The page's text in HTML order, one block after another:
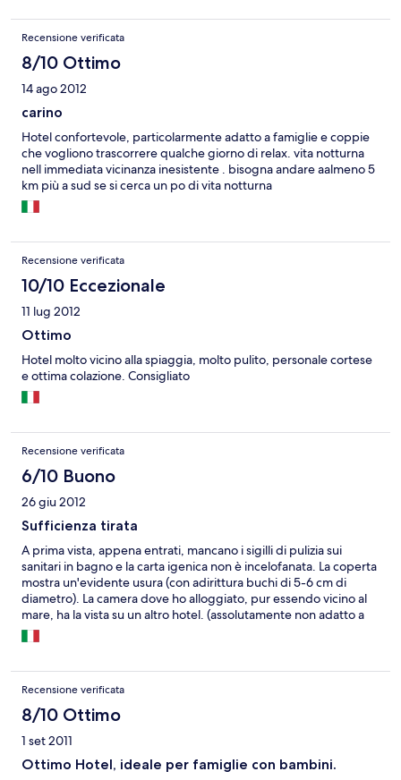
Recensione verificata
8/10 Ottimo
14 ago 2012
carino
Hotel confortevole, particolarmente adatto a famiglie e coppie
che vogliono trascorrere qualche giorno di relax. vita notturna
nell immediata vicinanza inesistente . bisogna andare aalmeno 5
km più a sud se si cerca un po di vita notturna
Recensione verificata
10/10 Eccezionale
11 lug 2012
Ottimo
Hotel molto vicino alla spiaggia, molto pulito, personale cortese
e ottima colazione. Consigliato
Recensione verificata
6/10 Buono
26 giu 2012
Sufficienza tirata
A prima vista, appena entrati, mancano i sigilli di pulizia sui
sanitari in bagno e la carta igenica non è incelofanata. La coperta
mostra un'evidente usura (con adirittura buchi di 5-6 cm di
diametro). La camera dove ho alloggiato, pur essendo vicino al
mare, ha la vista su un altro hotel. (assolutamente non adatto a
coppie giovani). La cucina è abbastanza misera nelle portate,
anche se la qualità dei piatti è abbastanza buona. Il personale è
notte in cui ho dormito, è scattato l'allarme anti incendio 3 volte.
Hotel tipicamente frequentato da anziani.
Recensione verificata
8/10 Ottimo
1 set 2011
Ottimo Hotel, ideale per famiglie con bambini.